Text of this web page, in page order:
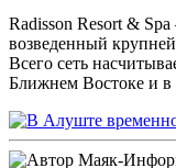
Radisson Resort &
возведенный
Всего сеть
Ближнем Востоке и